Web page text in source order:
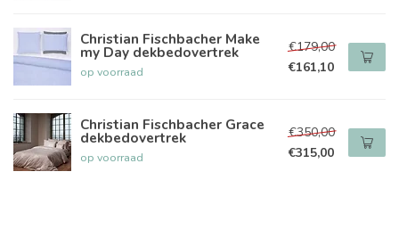
Christian Fischbacher Make
my Day dekbedovertrek
op voorraad
€179,00
€161,10
Christian Fischbacher Grace
dekbedovertrek
op voorraad
€350,00
€315,00